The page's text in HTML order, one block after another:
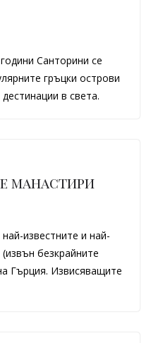
Санторини се
гръцки острови
в света.
манастири
известните и най-
безкрайните
Гърция. Извисяващите